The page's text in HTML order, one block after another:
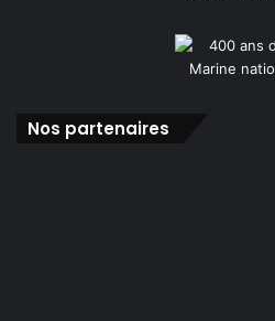
Nos partenaires